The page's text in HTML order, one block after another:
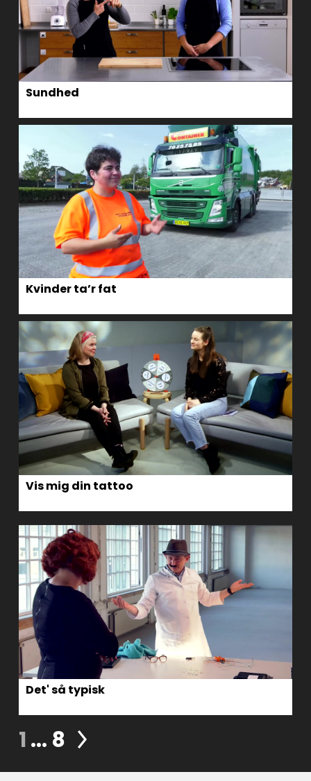
Sundhed
Kvinder ta’r fat
Vis mig din tattoo
Det' så typisk
1... 8